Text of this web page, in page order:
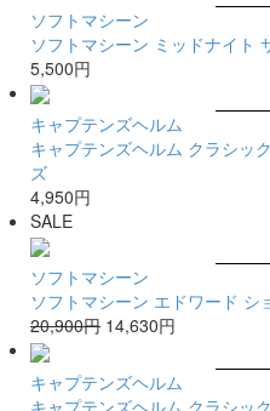
ソフトマシーン
ソフトマシーン ミッドナイト
5,500円
キャプテンズヘルム
キャプテンズヘルム クラシッ
ズ
4,950円
SALE
ソフトマシーン
ソフトマシーン エドワード シ
20,900円 14,630円
キャプテンズヘルム
キャプテンズヘルム クラシッ